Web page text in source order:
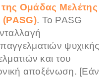
της Ομάδας Μελέτης
(PASG). Το PASG
ψυχικής
και του
αποξένωση. [Εάν